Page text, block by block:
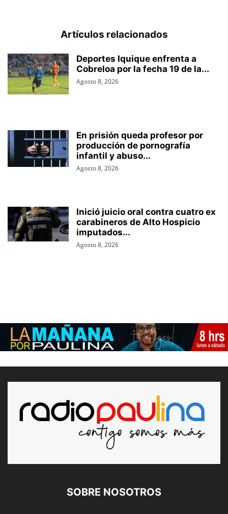
Artículos relacionados
Deportes Iquique enfrenta a
Cobreloa por la fecha 19 de la...
Agosto 8, 2026
En prisión queda profesor por
producción de pornografía
infantil y abuso...
Agosto 8, 2026
Inició juicio oral contra cuatro ex
carabineros de Alto Hospicio
imputados...
Agosto 8, 2026
SOBRE NOSOTROS